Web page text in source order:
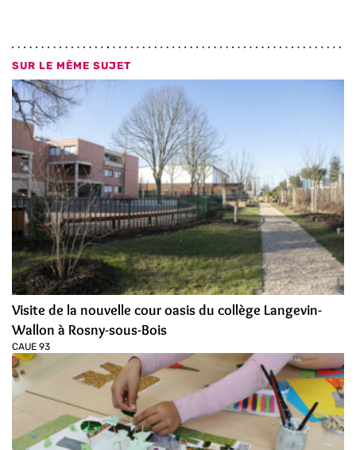
SUR LE MÊME SUJET
Visite de la nouvelle cour oasis du collège Langevin-
Wallon à Rosny-sous-Bois
CAUE 93